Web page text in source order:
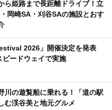
ら姫路まで長距離ドライブ！立
岡崎SA・刈谷SAの施設とおす
2026」開催決定を発表
ピードウェイで実施
川の遊覧船に乗れる！「道の駅
む渓谷美と地元グルメ